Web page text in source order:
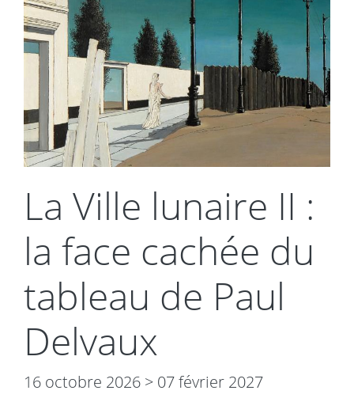
La Ville lunaire II :
la face cachée du
tableau de Paul
Delvaux
16 octobre 2026 > 07 février 2027